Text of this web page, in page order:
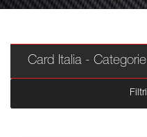
Card Italia -